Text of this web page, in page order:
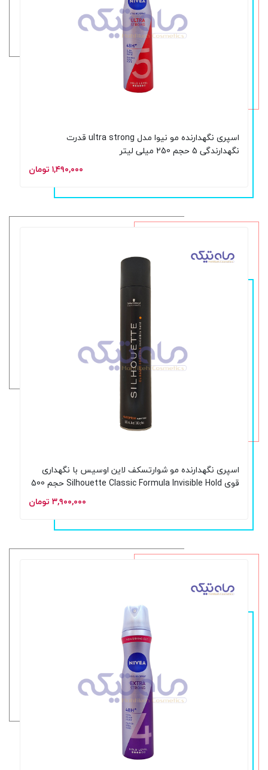
اسپری نگهدارنده مو نیوا مدل ultra strong قدرت
نگهدارندگی 5 حجم 250 میلی لیتر
۱,۴۹۰,۰۰۰ تومان
اسپری نگهدارنده مو شوارتسکف لاین اوسیس با نگهداری
قوی Silhouette Classic Formula Invisible Hold حجم 500
۳,۹۰۰,۰۰۰ تومان